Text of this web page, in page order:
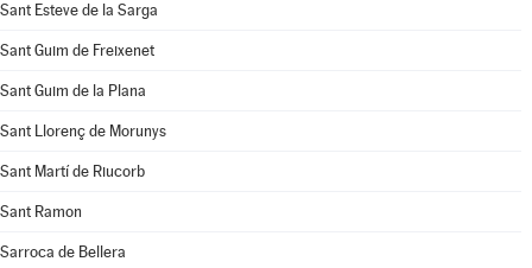
Sant Esteve de la Sarga
Sant Guim de Freixenet
Sant Guim de la Plana
Sant Llorenç de Morunys
Sant Martí de Riucorb
Sant Ramon
Sarroca de Bellera